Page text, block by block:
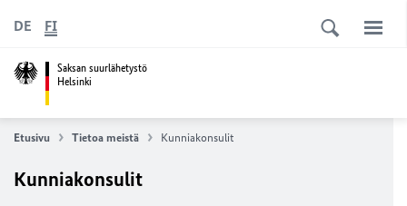
Saksan suurlähetystö
Helsinki
DE FI
Etusivu Tietoa meistä Kunniakonsulit
Kunniakonsulit